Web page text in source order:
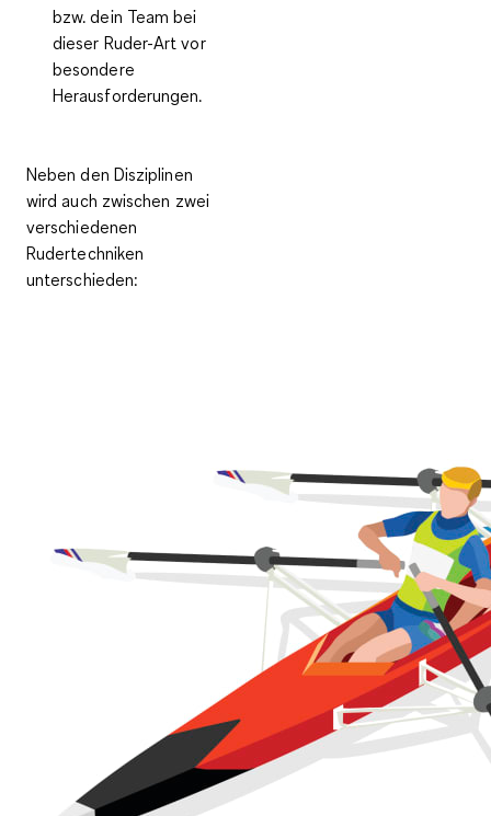
bzw. dein Team bei
dieser Ruder-Art vor
besondere
Herausforderungen.
Neben den Disziplinen
wird auch zwischen zwei
verschiedenen
Rudertechniken
unterschieden: